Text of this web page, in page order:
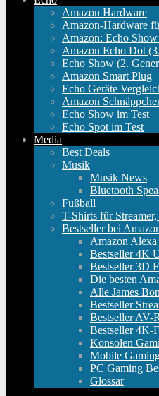
Amazon Hardware
Amazon-Hardware
Amazon: Echo
Amazon Echo Dot
Echo Show (2.
Amazon Smart Plug
Echo Geräte
Amazon
Echo Show im Test
Echo Spot im Test
Media
Best Deals
Musik
Musik News
Bluetooth
Fußball
T-Shirts für
Bestseller bei
Amazon
Bestseller 4K
Bestseller 3D
Die besten
Alle James
Bestseller
Bestseller AV-
Bestseller 4K-
Konsolen
Mobile
PC Gaming
Glossar